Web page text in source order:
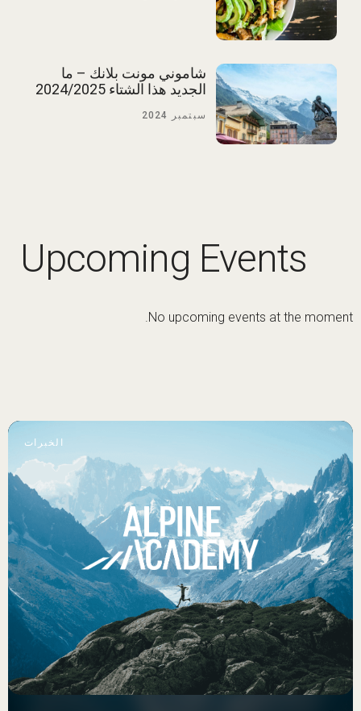
شاموني مونت بلانك – ما
الجديد هذا الشتاء 2024/2025
سبتمبر 2024
Upcoming Events
No upcoming events at the moment.
الخبرات